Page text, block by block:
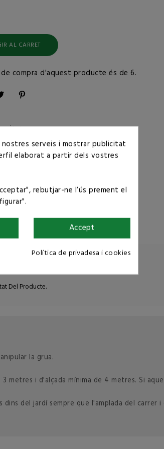
AL CARRET
compra d'aquest producte és de 6.
6 Tn.
Del Producte.
la grua.
metres i d'alçada mínima de 4 metres. Si
del jardí sempre que l'amplada del carrer
serveis i mostrar publicitat
elaborat a partir dels vostres
rebutjar-ne l’ús prement el
Accept
Política de privadesa i cookies